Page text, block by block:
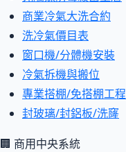
商業冷氣大洗合約
洗冷氣價目表
窗口機/分體機安裝
冷氣拆機與搬位
專業搭棚/免搭棚工程
封玻璃/封鋁板/洗窿
🏢 商用中央系統